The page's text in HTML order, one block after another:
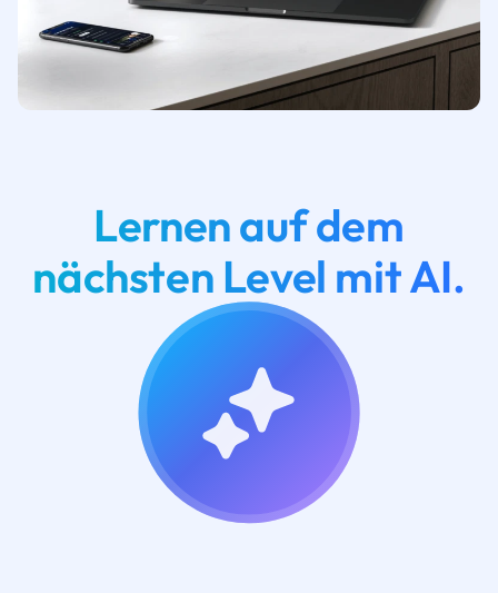
Lernen auf dem
nächsten Level mit AI.